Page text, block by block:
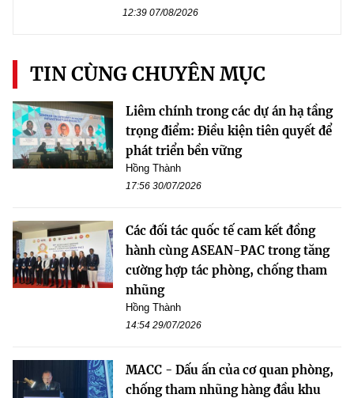
12:39 07/08/2026
TIN CÙNG CHUYÊN MỤC
Liêm chính trong các dự án hạ tầng
trọng điểm: Điều kiện tiên quyết để
phát triển bền vững
Hồng Thành
17:56 30/07/2026
Các đối tác quốc tế cam kết đồng
hành cùng ASEAN-PAC trong tăng
cường hợp tác phòng, chống tham
nhũng
Hồng Thành
14:54 29/07/2026
MACC - Dấu ấn của cơ quan phòng,
chống tham nhũng hàng đầu khu